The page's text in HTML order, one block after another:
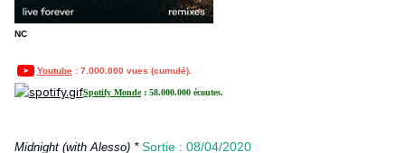
NC
Youtube : 7.000.000 vues (cumulé).
Spotify Monde: 58.000.000 écoutes.
Midnight (with Alesso) * Sortie : 08/04/2020